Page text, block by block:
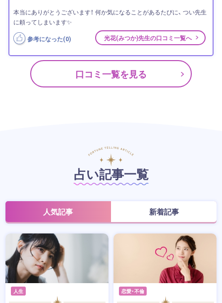
本当にありがとうございます！ 何か気になることがあるたびに、 つい先生
に頼ってしまいます✨
参考になった(0) 光花(みつか)先生の口コミ一覧へ
口コミ一覧を見る
占い記事一覧
人気記事 新着記事
人生 恋愛・不倫